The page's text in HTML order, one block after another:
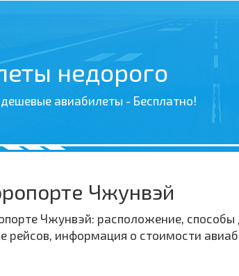
недорого
авиабилеты - Бесплатно!
Чжунвэй
Чжунвэй: расположение, способы
рейсов, информация о стоимости